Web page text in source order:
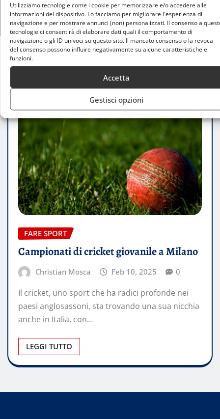
Utilizziamo tecnologie come i cookie per memorizzare e/o accedere alle
informazioni del dispositivo. Lo facciamo per migliorare l'esperienza di
navigazione e per mostrare annunci (non) personalizzati. Il consenso a
tecnologie ci consentirà di elaborare dati quali il comportamento di
navigazione o gli ID univoci su questo sito. Il mancato consenso o la revoca
del consenso possono influire negativamente su alcune caratteristiche e
funzioni.
Accetta
Gestisci opzioni
Home
FARE SPORT
Campionati di cricket giovanile a Milano
Christian Mosca Feb 10, 2025 0
Il cricket, uno sport che ha radici profonde nei
paesi anglosassoni, sta trovando una sua nicchia
anche in Italia, con…
LEGGI TUTTO